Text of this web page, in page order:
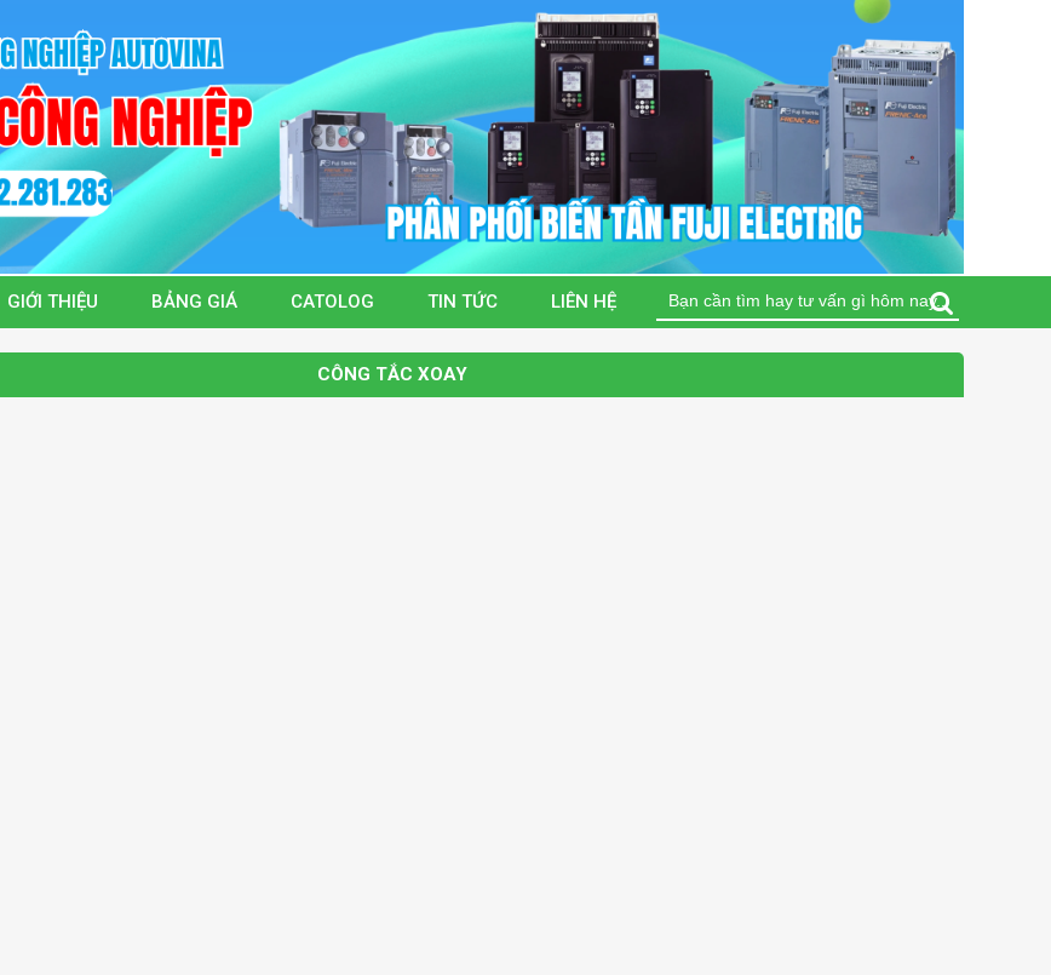
GIỚI THIỆU BẢNG GIÁ CATOLOG TIN TỨC LIÊN HỆ
Tìm
kiếm
CÔNG TẮC XOAY